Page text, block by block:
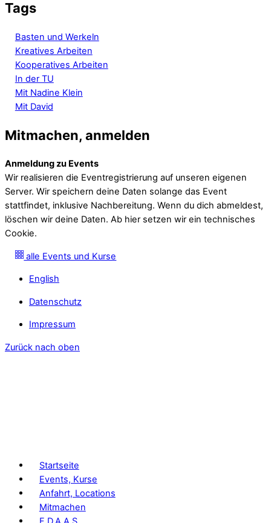
Tags
Basten und Werkeln
Kreatives Arbeiten
Kooperatives Arbeiten
In der TU
Mit Nadine Klein
Mit David
Mitmachen, anmelden
Anmeldung zu Events
Wir realisieren die Eventregistrierung auf unseren eigenen
Server. Wir speichern deine Daten solange das Event
stattfindet, inklusive Nachbereitung. Wenn du dich abmeldest,
löschen wir deine Daten. Ab hier setzen wir ein technisches
Cookie.
alle Events und Kurse
English
Datenschutz
Impressum
Zurück nach oben
Startseite
Events, Kurse
Anfahrt, Locations
Mitmachen